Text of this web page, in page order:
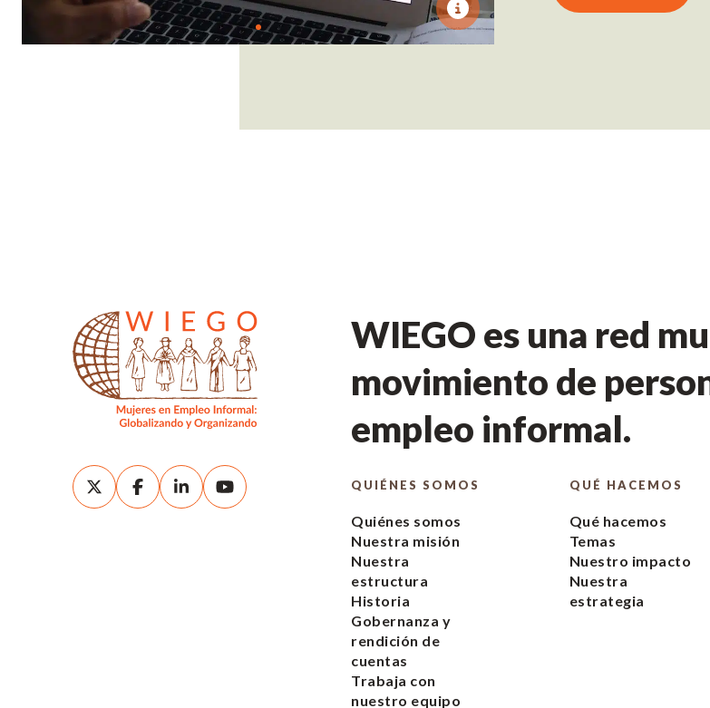
WIEGO es una red
movimiento de
empleo informal.
QUIÉNES SOMOS
Quiénes somos
Nuestra misión
Nuestra
estructura
Historia
Gobernanza y
rendición de
cuentas
Trabaja con
nuestro equipo
QUÉ HACEMOS
Qué hacemos
Temas
Nuestro impacto
Nuestra
estrategia